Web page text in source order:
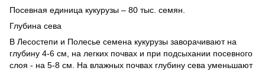
Посевная единица кукурузы – 80 тыс. семян.
Глубина сева
В Лесостепи и Полесье семена кукурузы заворачивают на
глубину 4-6 см, на легких почвах и при подсыхании посевного
слоя - на 5-8 см. На влажных почвах глубину сева уменьшают